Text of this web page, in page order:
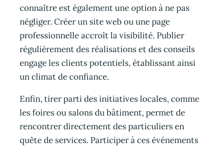
connaître est également une option à ne pas
négliger. Créer un site web ou une page
professionnelle accroît la visibilité. Publier
régulièrement des réalisations et des conseils
engage les clients potentiels, établissant ainsi
un climat de confiance.
Enfin, tirer parti des initiatives locales, comme
les foires ou salons du bâtiment, permet de
rencontrer directement des particuliers en
quête de services. Participer à ces événements